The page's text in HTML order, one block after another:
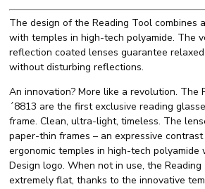
The design of the Reading Tool combines
with temples in high-tech polyamide. The
reflection coated lenses guarantee
without disturbing reflections.
An innovation? More like a revolution. The
´8813 are the first exclusive reading
frame. Clean, ultra-light, timeless. The
paper-thin frames – an expressive
ergonomic temples in high-tech polyamide
Design logo. When not in use, the
extremely flat, thanks to the innovative